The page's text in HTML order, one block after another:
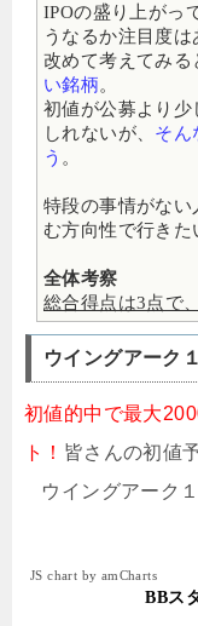
IPOの盛り上がっ
うなるか注目度は
改めて考えてみる
い銘柄。
初値が公募より少
しれないが、 そん
う 。
特段の事情がない
む方向性で行きた
全体考察
総合得点は3点で
ウイングアーク
初値的中で最大
ト！ 皆さんの初値
ウイングアーク
BBス
JS chart by amCharts